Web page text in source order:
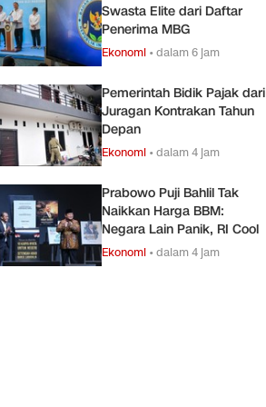
Swasta Elite dari Daftar
Penerima MBG
Ekonomi •dalam 6 jam
Pemerintah Bidik Pajak dari
Juragan Kontrakan Tahun
Depan
Ekonomi •dalam 4 jam
Prabowo Puji Bahlil Tak
Naikkan Harga BBM:
Negara Lain Panik, RI Cool
Ekonomi •dalam 4 jam